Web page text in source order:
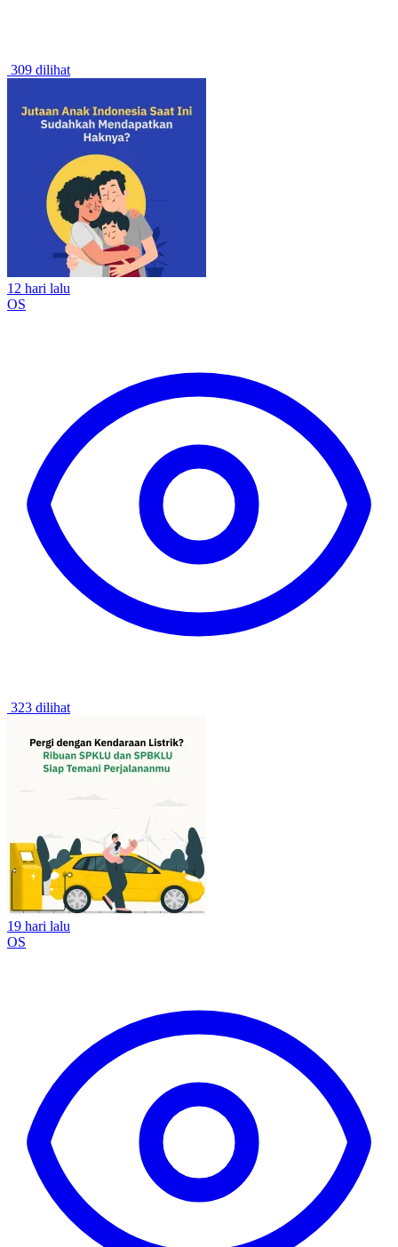
309 dilihat
12 hari lalu
OS
323 dilihat
19 hari lalu
OS